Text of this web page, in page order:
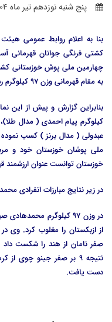
پنج شنبه نوزدهم تير ماه 1404
بنا به اعلام روابط عمومی
کشتی فرنگی جوانان قهرمانی
چهارمین ملی پوش خوزستانی
به مقام قهرمانی وزن 97 کیلوگرم رسید .
عبدولی ( مدال برنز ) کسب
ملی پوشان خوزستان خود و
خوزستان توانست عنوان ارزشمند
در زیر نتایج مبارزات انفرادی
صفر نامان از هند را شکست داد
نتیجه 9 بر صفر جینو چوی
دست یافت.